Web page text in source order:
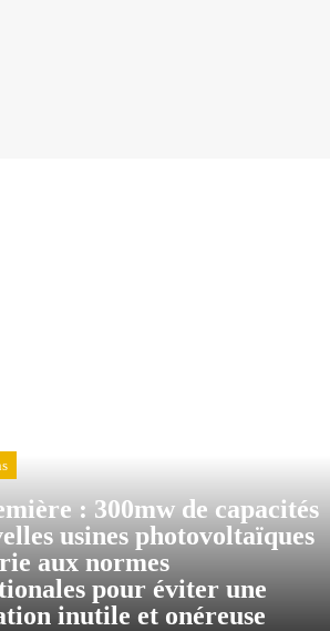
: 300mw de capacités
usines photovoltaïques
aux normes
pour éviter une
inutile et onéreuse